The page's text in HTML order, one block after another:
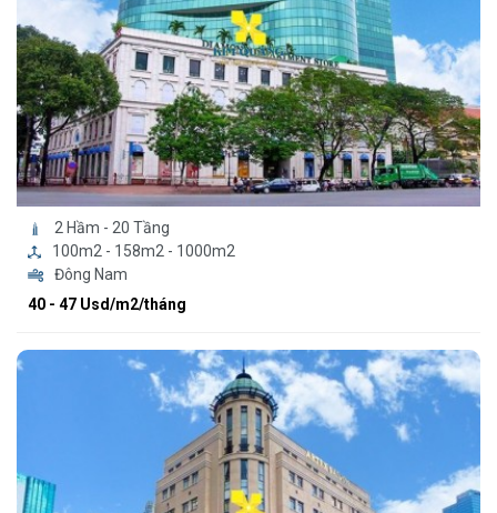
2 Hầm - 20 Tầng
100m2 - 158m2 - 1000m2
Đông Nam
40 - 47 Usd/m2/tháng